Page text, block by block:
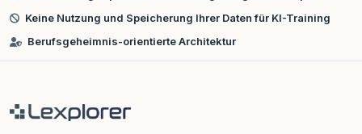
Keine Nutzung und Speicherung Ihrer Daten für KI-Training
Berufsgeheimnis-orientierte Architektur